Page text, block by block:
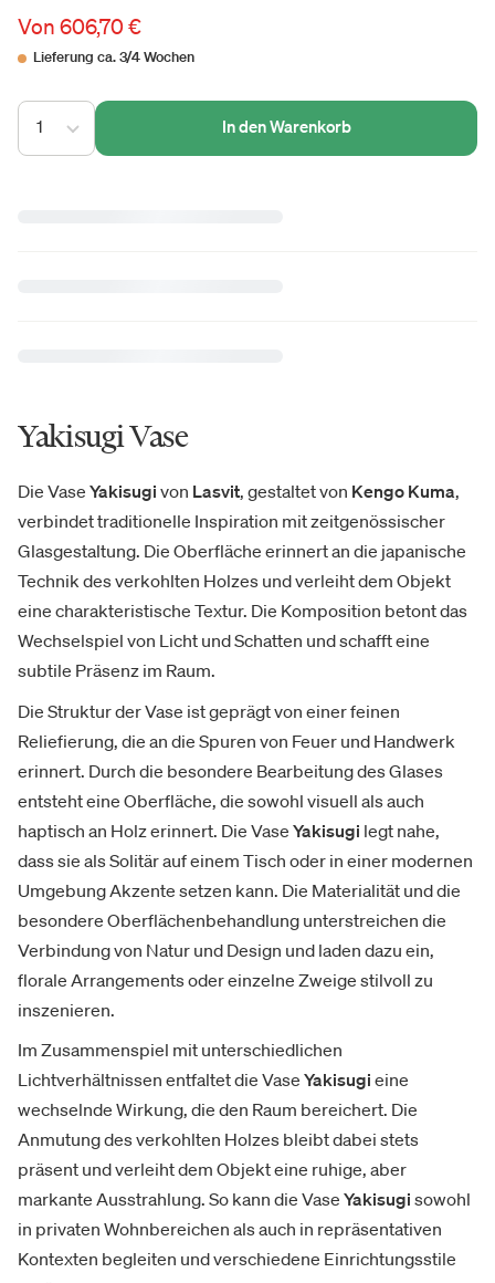
Von 606,70 €
Lieferung ca. 3/4 Wochen
1 In den Warenkorb
Yakisugi Vase
Die Vase Yakisugi von Lasvit, gestaltet von Kengo Kuma,
verbindet traditionelle Inspiration mit zeitgenössischer
Glasgestaltung. Die Oberfläche erinnert an die japanische
Technik des verkohlten Holzes und verleiht dem Objekt
eine charakteristische Textur. Die Komposition betont das
Wechselspiel von Licht und Schatten und schafft eine
subtile Präsenz im Raum.
Die Struktur der Vase ist geprägt von einer feinen
Reliefierung, die an die Spuren von Feuer und Handwerk
erinnert. Durch die besondere Bearbeitung des Glases
entsteht eine Oberfläche, die sowohl visuell als auch
haptisch an Holz erinnert. Die Vase Yakisugi legt nahe,
dass sie als Solitär auf einem Tisch oder in einer modernen
Umgebung Akzente setzen kann. Die Materialität und die
besondere Oberflächenbehandlung unterstreichen die
Verbindung von Natur und Design und laden dazu ein,
florale Arrangements oder einzelne Zweige stilvoll zu
inszenieren.
Im Zusammenspiel mit unterschiedlichen
Lichtverhältnissen entfaltet die Vase Yakisugi eine
wechselnde Wirkung, die den Raum bereichert. Die
Anmutung des verkohlten Holzes bleibt dabei stets
präsent und verleiht dem Objekt eine ruhige, aber
markante Ausstrahlung. So kann die Vase Yakisugi sowohl
in privaten Wohnbereichen als auch in repräsentativen
Kontexten begleiten und verschiedene Einrichtungsstile